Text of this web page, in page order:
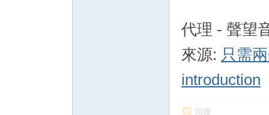
代理 - 聲望
來源: 只需
introduction
回復